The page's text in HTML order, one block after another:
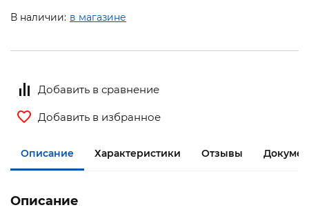
В наличии: в магазине
Добавить в сравнение
Добавить в избранное
Описание Характеристики Отзывы
Описание